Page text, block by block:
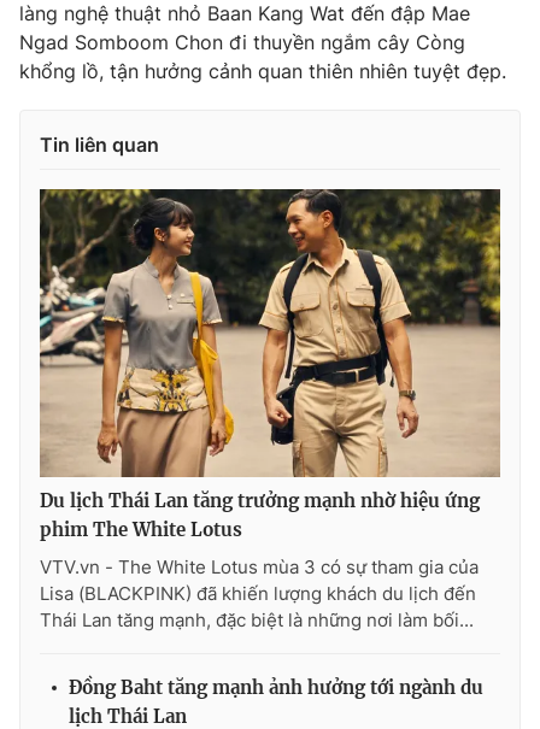
làng nghệ thuật nhỏ Baan Kang Wat đến đập Mae
Ngad Somboom Chon đi thuyền ngắm cây Còng
khổng lồ, tận hưởng cảnh quan thiên nhiên tuyệt đẹp.
Tin liên quan
Du lịch Thái Lan tăng trưởng mạnh nhờ hiệu ứng
phim The White Lotus
VTV.vn - The White Lotus mùa 3 có sự tham gia của
Lisa (BLACKPINK) đã khiến lượng khách du lịch đến
Thái Lan tăng mạnh, đặc biệt là những nơi làm bối...
Đồng Baht tăng mạnh ảnh hưởng tới ngành du
lịch Thái Lan